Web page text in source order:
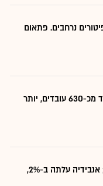
נרחבים. פתאום
פיטורים נרחבים במאנדיי: תיפרד מכ-630 עובדים, יותר
וול סטריט ננעלה בירידות קלות; אנבידיה עלתה ב-2%,